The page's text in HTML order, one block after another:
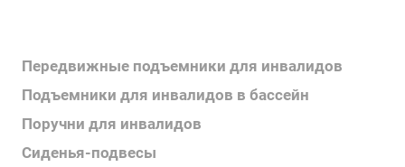
Передвижные подъемники для инвалидов
Подъемники для инвалидов в бассейн
Поручни для инвалидов
Сиденья-подвесы